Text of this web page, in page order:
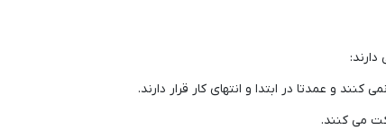
و عمدتا در ابتدا و انتهای کار قرار دارند.
می کنند.